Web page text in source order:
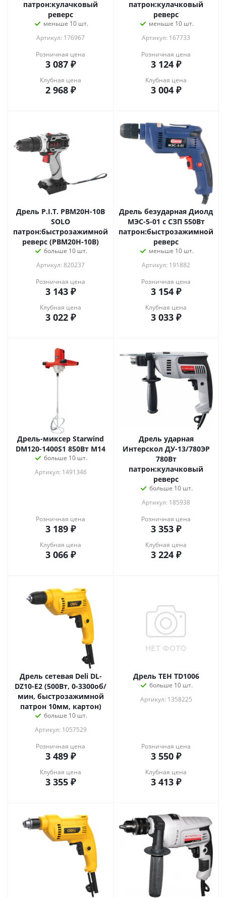
патрон:кулачковый
реверс
меньше 10 шт.
Артикул: 176967
Розничная цена
3 087 ₽
Клубная цена
2 968 ₽
патрон:кулачковый
реверс
меньше 10 шт.
Артикул: 167733
Розничная цена
3 124 ₽
Клубная цена
3 004 ₽
Дрель P.I.T. PBM20H-10B
SOLO
патрон:быстрозажимной
реверс (PBM20H-10B)
больше 10 шт.
Артикул: 820237
Розничная цена
3 143 ₽
Клубная цена
3 022 ₽
Дрель безударная Диолд
МЭС-5-01 с СЗП 550Вт
патрон:быстрозажимной
реверс
меньше 10 шт.
Артикул: 191882
Розничная цена
3 154 ₽
Клубная цена
3 033 ₽
Дрель-миксер Starwind
DM120-1400S1 850Вт М14
больше 10 шт.
Артикул: 1491346
Розничная цена
3 189 ₽
Клубная цена
3 066 ₽
Дрель ударная
Интерскол ДУ-13/780ЭР
780Вт
патрон:кулачковый
реверс
больше 10 шт.
Артикул: 185938
Розничная цена
3 353 ₽
Клубная цена
3 224 ₽
Дрель сетевая Deli DL-
DZ10-E2 (500Вт, 0-3300об/
мин, быстрозажимной
патрон 10мм, картон)
больше 10 шт.
Артикул: 1057529
Розничная цена
3 489 ₽
Клубная цена
3 355 ₽
Дрель TEH TD1006
больше 10 шт.
Артикул: 1358225
Розничная цена
3 550 ₽
Клубная цена
3 413 ₽